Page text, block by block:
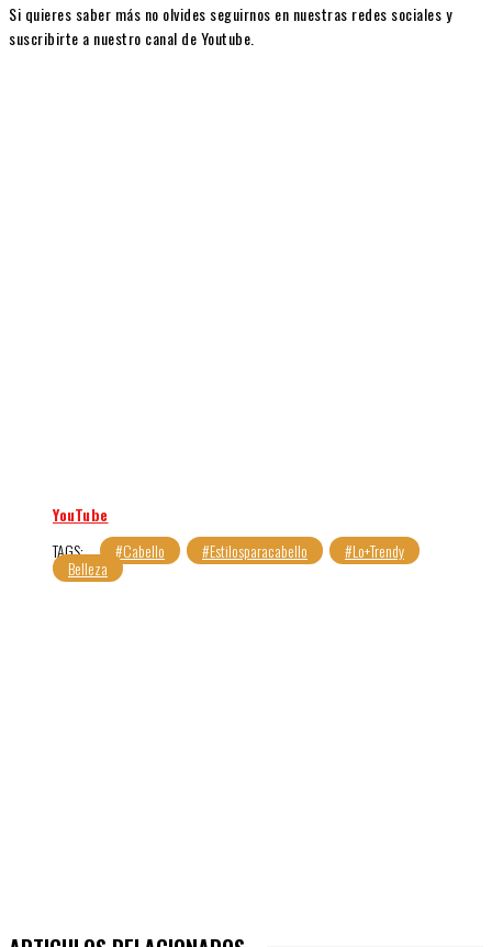
Si quieres saber más no olvides seguirnos en nuestras redes sociales y
suscribirte a nuestro canal de Youtube.
YouTube
TAGS:
#cabello #Estilosparacabello #Lo+trendy
Belleza